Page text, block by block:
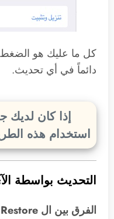
كل ما عليك هو الضغط
دائماً في أي تحديث.
إذا كان لديك
استخدام هذه
التحديث بواسطة
الفرق بين ال Restore والـ Update: